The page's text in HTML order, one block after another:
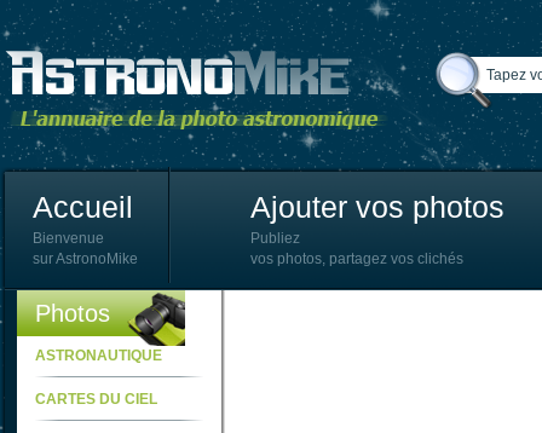
Accueil
Bienvenue
sur AstronoMike
Ajouter vos photos
Publiez
vos photos, partagez vos clichés
Photos
ASTRONAUTIQUE
CARTES DU CIEL